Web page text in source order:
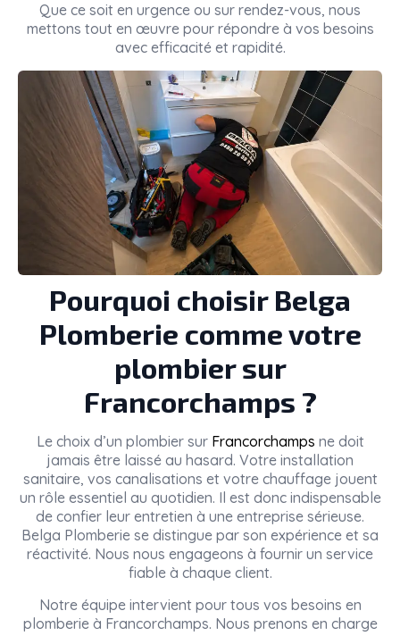
Que ce soit en urgence ou sur rendez-vous, nous
mettons tout en œuvre pour répondre à vos besoins
avec efficacité et rapidité.
Pourquoi choisir Belga
Plomberie comme votre
plombier sur
Francorchamps ?
Le choix d’un plombier sur Francorchamps ne doit
jamais être laissé au hasard. Votre installation
sanitaire, vos canalisations et votre chauffage jouent
un rôle essentiel au quotidien. Il est donc indispensable
de confier leur entretien à une entreprise sérieuse.
Belga Plomberie se distingue par son expérience et sa
réactivité. Nous nous engageons à fournir un service
fiable à chaque client.
Notre équipe intervient pour tous vos besoins en
plomberie à Francorchamps. Nous prenons en charge